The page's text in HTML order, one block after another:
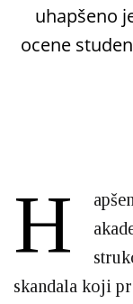
uhapšeno
ocene
H
skandala koji